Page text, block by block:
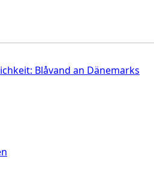
Blåvand an Dänemarks